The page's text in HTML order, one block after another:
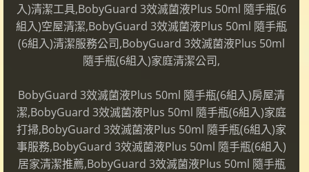
入)清潔工具,BobyGuard 3效滅菌液Plus 50ml 隨手瓶(6
組入)空屋清潔,BobyGuard 3效滅菌液Plus 50ml 隨手瓶
(6組入)清潔服務公司,BobyGuard 3效滅菌液Plus 50ml
隨手瓶(6組入)家庭清潔公司,
BobyGuard 3效滅菌液Plus 50ml 隨手瓶(6組入)房屋清
潔,BobyGuard 3效滅菌液Plus 50ml 隨手瓶(6組入)家庭
打掃,BobyGuard 3效滅菌液Plus 50ml 隨手瓶(6組入)家
事服務,BobyGuard 3效滅菌液Plus 50ml 隨手瓶(6組入)
居家清潔推薦,BobyGuard 3效滅菌液Plus 50ml 隨手瓶